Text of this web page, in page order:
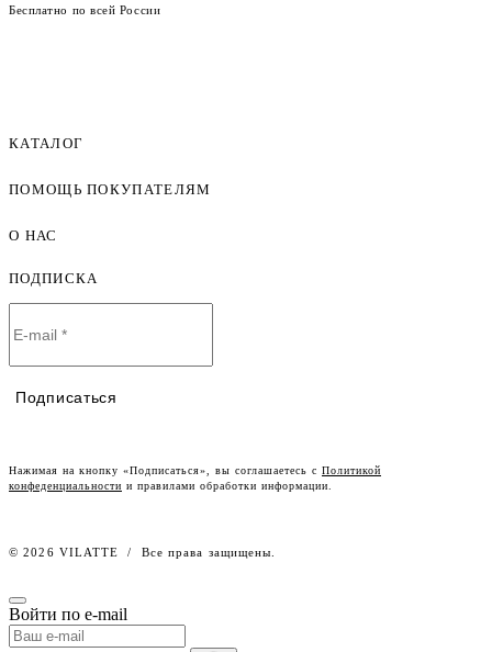
Бесплатно по всей России
КАТАЛОГ
Женская одежда оптом
Мужская одежда оптом
ПОМОЩЬ ПОКУПАТЕЛЯМ
Оплата и доставка
Договор-оферта
Условия сотрудничества
О НАС
Lookbook
Работа в компании
ПОДПИСКА
Подписаться
Нажимая на кнопку «Подписаться», вы соглашаетесь с Политикой
конфеденциальности и правилами обработки информации.
© 2026 VILATTE / Все права защищены.
Войти по e-mail